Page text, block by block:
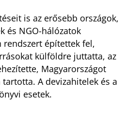
is az erősebb országok,
és NGO-hálózatok
rendszert építettek fel,
külföldre juttatta, az
Magyarországot
A devizahitelek és a
esetek.